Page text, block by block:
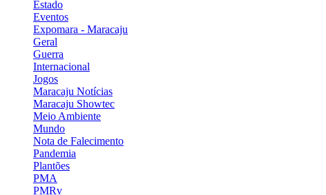
Estado
Eventos
Expomara - Maracaju
Geral
Guerra
Internacional
Jogos
Maracaju Notícias
Maracaju Showtec
Meio Ambiente
Mundo
Nota de Falecimento
Pandemia
Plantões
PMA
PMRv